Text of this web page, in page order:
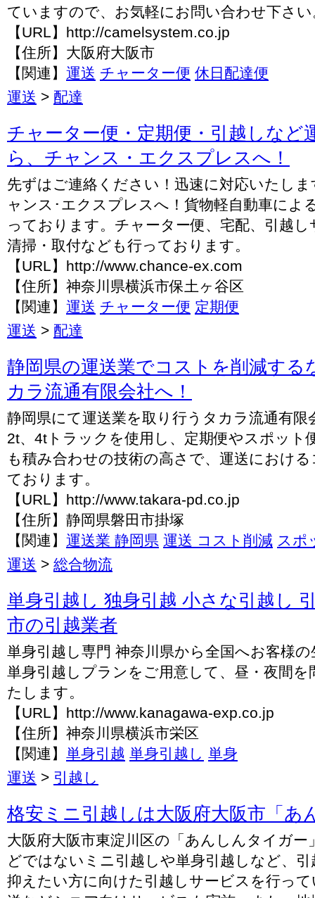
ていますので、お気軽にお問い合わせ下さい
【URL】http://camelsystem.co.jp
【住所】大阪府大阪市
【関連】 運送 チャーター便 休日配達便
運送 > 配達
チャーター便・定期便・引越しなど
ら、チャンス・エクスプレスへ！
先ずはご連絡ください！迅速に対応いたし
ャンス･エクスプレスへ！貨物軽自動車によ
っております。チャーター便、宅配、引越
清掃・取付なども行っております。
【URL】http://www.chance-ex.com
【住所】神奈川県横浜市保土ヶ谷区
【関連】 運送 チャーター便 定期便
運送 > 配達
静岡県の運送業でコストを削減する
カラ流通有限会社へ！
静岡県にて運送業を取り行うタカラ流通有限
2t、4tトラックを使用し、定期便やスポット
も積み合わせの技術の高さで、運送におけ
ております。
【URL】http://www.takara-pd.co.jp
【住所】静岡県磐田市掛塚
【関連】 運送業 静岡県 運送 コスト削減 スポ
運送 > 総合物流
単身引越し 独身引越 小さな引越し
市の引越業者
単身引越し専門 神奈川県から全国へお客様
単身引越しプランをご用意して、昼・夜間を
たします。
【URL】http://www.kanagawa-exp.co.jp
【住所】神奈川県横浜市栄区
【関連】 単身引越 単身引越し 単身
運送 > 引越し
格安ミニ引越しは大阪府大阪市「あ
大阪府大阪市東淀川区の「あんしんタイガー
どではないミニ引越しや単身引越しなど、
抑えたい方に向けた引越しサービスを行っ